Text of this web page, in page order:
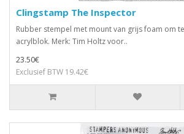
Clingstamp The Inspector
Rubber stempel met mount van grijs foam om
acrylblok. Merk: Tim Holtz voor..
23.50€
Exclusief BTW 19.42€